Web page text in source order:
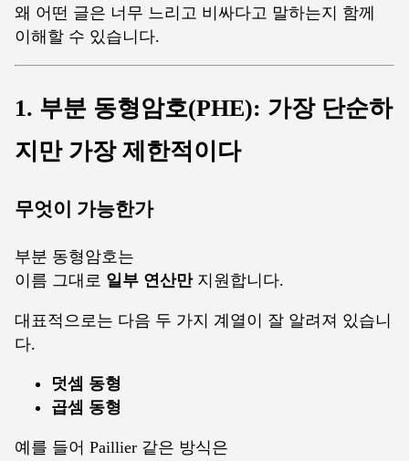
왜 어떤 글은 너무 느리고 비싸다고 말하는지 함께
이해할 수 있습니다.
1. 부분 동형암호(PHE): 가장 단순하
지만 가장 제한적이다
무엇이 가능한가
부분 동형암호는
이름 그대로 일부 연산만지원합니다.
대표적으로는 다음 두 가지 계열이 잘 알려져 있습니
다.
덧셈 동형
곱셈 동형
예를 들어 Paillier 같은 방식은